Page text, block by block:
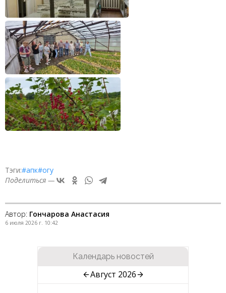
Тэги:#апк#огу
Поделиться —
Автор: Гончарова Анастасия
6 июля 2026 г. 10:42
Календарь новостей
Август 2026